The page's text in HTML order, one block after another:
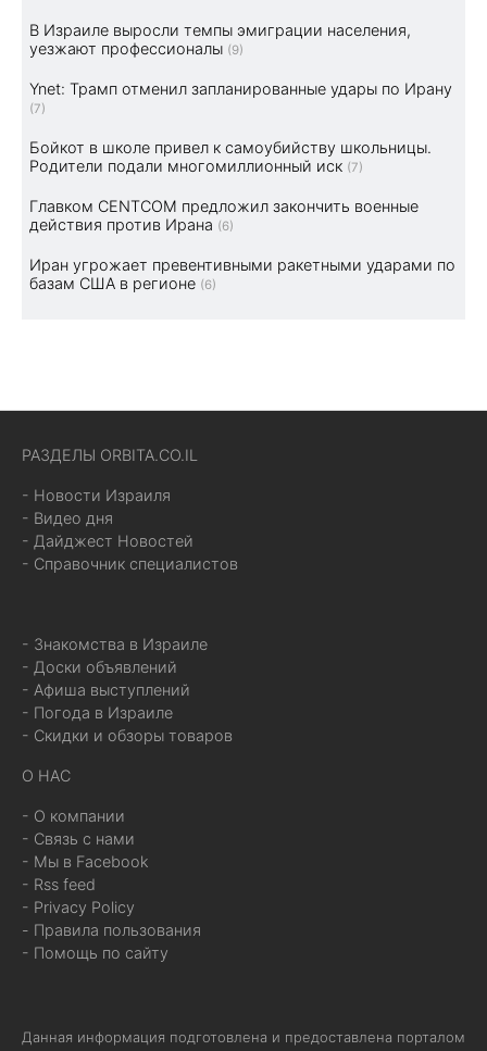
В Израиле выросли темпы эмиграции населения,
уезжают профессионалы (9)
Ynet: Трамп отменил запланированные удары по Ирану
(7)
Бойкот в школе привел к самоубийству школьницы.
Родители подали многомиллионный иск (7)
Главком CENTCOM предложил закончить военные
действия против Ирана (6)
Иран угрожает превентивными ракетными ударами по
базам США в регионе (6)
РАЗДЕЛЫ ORBITA.CO.IL
- Новости Израиля
- Видео дня
- Дайджест Новостей
- Справочник специалистов
- Знакомства в Израиле
- Доски объявлений
- Афиша выступлений
- Погода в Израиле
- Скидки и обзоры товаров
О НАС
- О компании
- Связь с нами
- Мы в Facebook
- Rss feed
- Privacy Policy
- Правила пользования
- Помощь по сайту
Данная информация подготовлена и предоставлена порталом